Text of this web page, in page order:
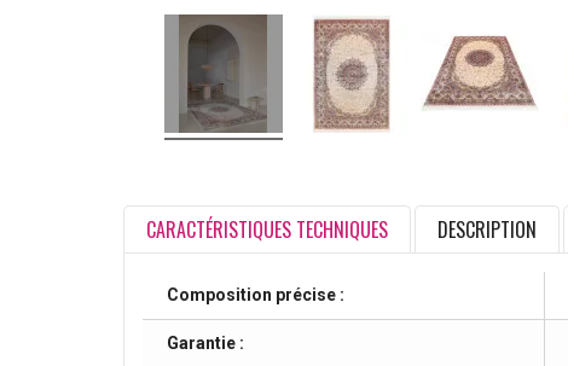
CARACTÉRISTIQUES TECHNIQUES DESCRIPTION
Composition précise :
Garantie :